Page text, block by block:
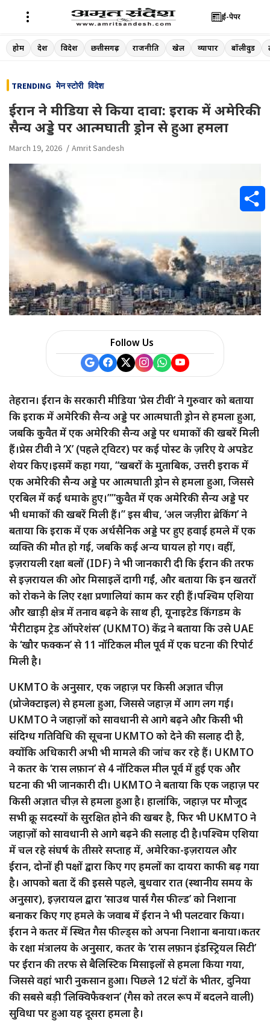
Skip
to
ई-पेपर
होम देश विदेश छत्तीसगढ़ राजनीति खेल व्यापार बॉलीवुड
TRENDING मेन स्टोरी विदेश
ईरान ने मीडिया से किया दावा: इराक में अमेरिकी
सैन्य अड्डे पर आत्मघाती ड्रोन से हुआ हमला
March 19, 2026 Amrit Sandesh
Follow Us
तेहरान। ईरान के सरकारी मीडिया ‘प्रेस टीवी’ ने गुरुवार को बताया
कि इराक में अमेरिकी सैन्य अड्डे पर आत्मघाती ड्रोन से हमला हुआ,
जबकि कुवैत में एक अमेरिकी सैन्य अड्डे पर धमाकों की खबरें मिली
हैं।प्रेस टीवी ने ‘X’ (पहले ट्विटर) पर कई पोस्ट के ज़रिए ये अपडेट
शेयर किए।इसमें कहा गया, “खबरों के मुताबिक, उत्तरी इराक में
एक अमेरिकी सैन्य अड्डे पर आत्मघाती ड्रोन से हमला हुआ, जिससे
एरबिल में कई धमाके हुए।””कुवैत में एक अमेरिकी सैन्य अड्डे पर
भी धमाकों की खबरें मिली हैं।” इस बीच, ‘अल जज़ीरा ब्रेकिंग’ ने
बताया कि इराक में एक अर्धसैनिक अड्डे पर हुए हवाई हमले में एक
व्यक्ति की मौत हो गई, जबकि कई अन्य घायल हो गए। वहीं,
इज़रायली रक्षा बलों (IDF) ने भी जानकारी दी कि ईरान की तरफ
से इज़रायल की ओर मिसाइलें दागी गईं, और बताया कि इन खतरों
को रोकने के लिए रक्षा प्रणालियां काम कर रही हैं।पश्चिम एशिया
और खाड़ी क्षेत्र में तनाव बढ़ने के साथ ही, यूनाइटेड किंगडम के
‘मैरीटाइम ट्रेड ऑपरेशंस’ (UKMTO) केंद्र ने बताया कि उसे UAE
के ‘खौर फक्कन’ से 11 नॉटिकल मील पूर्व में एक घटना की रिपोर्ट
मिली है।
UKMTO के अनुसार, एक जहाज़ पर किसी अज्ञात चीज़
(प्रोजेक्टाइल) से हमला हुआ, जिससे जहाज़ में आग लग गई।
UKMTO ने जहाज़ों को सावधानी से आगे बढ़ने और किसी भी
संदिग्ध गतिविधि की सूचना UKMTO को देने की सलाह दी है,
क्योंकि अधिकारी अभी भी मामले की जांच कर रहे हैं। UKMTO
ने कतर के ‘रास लफ़ान’ से 4 नॉटिकल मील पूर्व में हुई एक और
घटना की भी जानकारी दी। UKMTO ने बताया कि एक जहाज़ पर
किसी अज्ञात चीज़ से हमला हुआ है। हालांकि, जहाज़ पर मौजूद
सभी क्रू सदस्यों के सुरक्षित होने की खबर है, फिर भी UKMTO ने
जहाज़ों को सावधानी से आगे बढ़ने की सलाह दी है।पश्चिम एशिया
में चल रहे संघर्ष के तीसरे सप्ताह में, अमेरिका-इज़रायल और
ईरान, दोनों ही पक्षों द्वारा किए गए हमलों का दायरा काफी बढ़ गया
है। आपको बता दें की इससे पहले, बुधवार रात (स्थानीय समय के
अनुसार), इज़रायल द्वारा ‘साउथ पार्स गैस फील्ड’ को निशाना
बनाकर किए गए हमले के जवाब में ईरान ने भी पलटवार किया।
ईरान ने कतर में स्थित गैस फील्ड्स को अपना निशाना बनाया।कतर
के रक्षा मंत्रालय के अनुसार, कतर के ‘रास लफ़ान इंडस्ट्रियल सिटी’
पर ईरान की तरफ से बैलिस्टिक मिसाइलों से हमला किया गया,
जिससे वहां भारी नुकसान हुआ। पिछले 12 घंटों के भीतर, दुनिया
की सबसे बड़ी ‘लिक्विफैक्शन’ (गैस को तरल रूप में बदलने वाली)
सुविधा पर हुआ यह दूसरा हमला है।
a
r